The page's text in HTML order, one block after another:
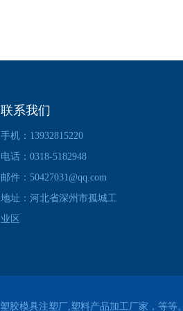
联系我们
手机：13932815220
电话：0318-5182948
邮件：50427031@qq.com
地址：河北省深州市孤城工
业区
胶模具注塑厂,塑料产品加工厂家，等等。